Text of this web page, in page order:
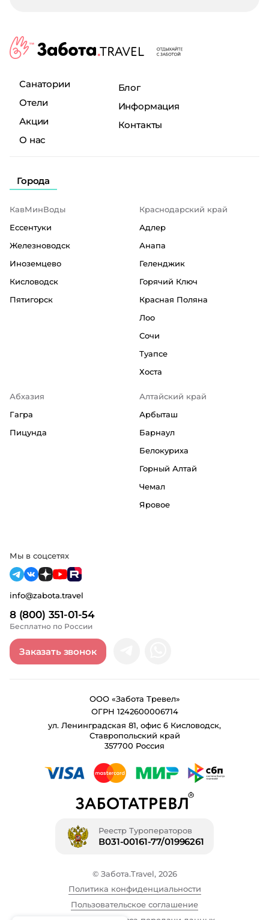
Санатории
Отели
Акции
О нас
Блог
Информация
Контакты
Города
КавМинВоды
Ессентуки
Железноводск
Иноземцево
Кисловодск
Пятигорск
Краснодарский край
Адлер
Анапа
Геленджик
Горячий Ключ
Красная Поляна
Лоо
Сочи
Туапсе
Хоста
Абхазия
Гагра
Пицунда
Алтайский край
Арбыташ
Барнаул
Белокуриха
Горный Алтай
Чемал
Яровое
8 (800) 351-01-54
Бесплатно по России
info@zabota.travel
Заказать звонок
Мы в соцсетях
ООО «Забота Тревел»
ОГРН 1242600006714
ул. Ленинградская 81, офис 6 Кисловодск,
Ставропольский край
357700 Россия
Реестр Туроператоров
В031-00161-77/01996261
© Забота.Travel, 2026
Политика конфиденциальности
Пользовательское соглашение